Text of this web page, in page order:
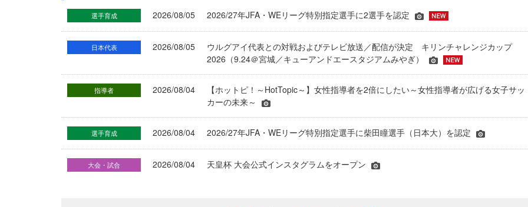
選手育成 2026/08/05 2026/27年JFA・WEリーグ特別指定選手に2選手を認定
日本代表 2026/08/05
ウルグアイ代表との対戦およびテレビ放送／配信が決定 キリンチャレンジカップ
2026（9.24＠宮城／キューアンドエースタジアムみやぎ）
指導者 2026/08/04
【ホットピ！～HotTopic～】女性指導者を2倍にしたい～女性指導者が広げる女子サッ
カーの未来～
選手育成 2026/08/04 2026/27年JFA・WEリーグ特別指定選手に柴田瞳選手（日本大）を認定
大会・試合 2026/08/04 天皇杯 大会公式インスタグラムをオープン